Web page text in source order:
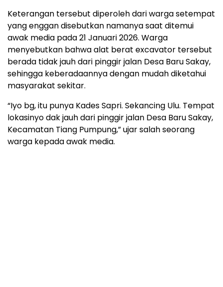
Keterangan tersebut diperoleh dari warga setempat
yang enggan disebutkan namanya saat ditemui
awak media pada 21 Januari 2026. Warga
menyebutkan bahwa alat berat excavator tersebut
berada tidak jauh dari pinggir jalan Desa Baru Sakay,
sehingga keberadaannya dengan mudah diketahui
masyarakat sekitar.
“Iyo bg, itu punya Kades Sapri. Sekancing Ulu. Tempat
lokasinyo dak jauh dari pinggir jalan Desa Baru Sakay,
Kecamatan Tiang Pumpung,” ujar salah seorang
warga kepada awak media.